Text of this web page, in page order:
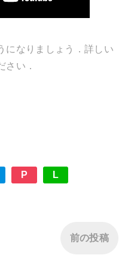
なりましょう．詳しい
さい．
P L
前の投稿